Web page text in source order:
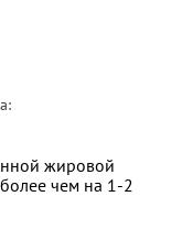
жировой
чем на 1-2